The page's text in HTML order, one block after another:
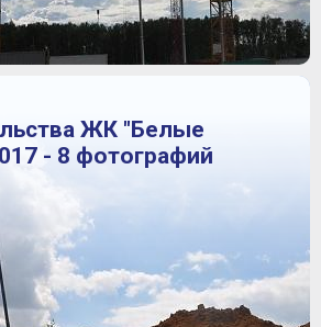
ЖК "Белые
- 8 фотографий